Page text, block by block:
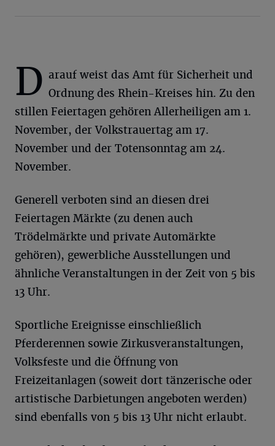
D arauf weist das Amt für Sicherheit und
Ordnung des Rhein-Kreises hin. Zu den
stillen Feiertagen gehören Allerheiligen am 1.
November, der Volkstrauertag am 17.
November und der Totensonntag am 24.
November.
Generell verboten sind an diesen drei
Feiertagen Märkte (zu denen auch
Trödelmärkte und private Automärkte
gehören), gewerbliche Ausstellungen und
ähnliche Veranstaltungen in der Zeit von 5 bis
13 Uhr.
Sportliche Ereignisse einschließlich
Pferderennen sowie Zirkusveranstaltungen,
Volksfeste und die Öffnung von
Freizeitanlagen (soweit dort tänzerische oder
artistische Darbietungen angeboten werden)
sind ebenfalls von 5 bis 13 Uhr nicht erlaubt.